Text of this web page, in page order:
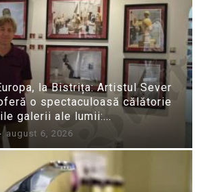
la Bistrița: Artistul Sever
o spectaculoasă călătorie
galerii ale lumii:...
august 6, 2026